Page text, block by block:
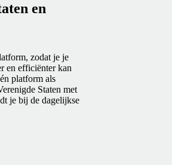
en
zodat je je
en efficiënter kan
platform als
Staten met
je bij de dagelijkse